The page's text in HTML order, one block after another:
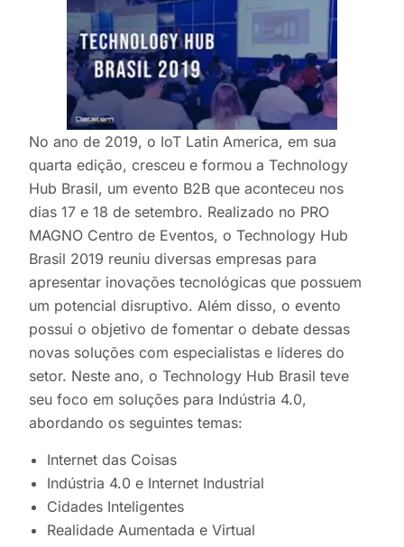
No ano de 2019, o IoT Latin America, em sua
quarta edição, cresceu e formou a Technology
Hub Brasil, um evento B2B que aconteceu nos
dias 17 e 18 de setembro. Realizado no PRO
MAGNO Centro de Eventos, o Technology Hub
Brasil 2019 reuniu diversas empresas para
apresentar inovações tecnológicas que possuem
um potencial disruptivo. Além disso, o evento
possui o objetivo de fomentar o debate dessas
novas soluções com especialistas e líderes do
setor. Neste ano, o Technology Hub Brasil teve
seu foco em soluções para Indústria 4.0,
abordando os seguintes temas:
Internet das Coisas
Indústria 4.0 e Internet Industrial
Cidades Inteligentes
Realidade Aumentada e Virtual